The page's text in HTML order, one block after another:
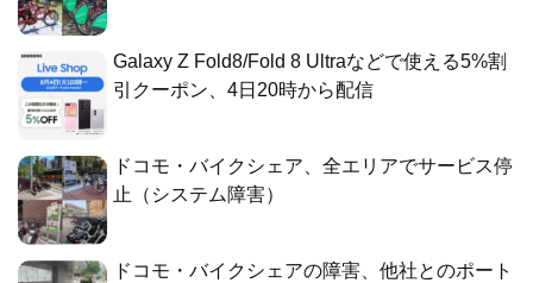
Galaxy Z Fold8/Fold 8 Ultraなどで使える5%割
引クーポン、4日20時から配信
ドコモ・バイクシェア、全エリアでサービス停
止（システム障害）
ドコモ・バイクシェアの障害、他社とのポート